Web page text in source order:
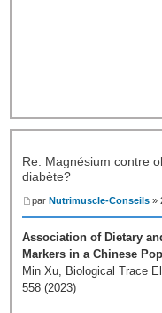
Re: Magnésium contre
diabète?
parNutrimuscle-Conseils »
Association of Dietary
Markers in a Chinese
Min Xu, Biological Trace
558 (2023)